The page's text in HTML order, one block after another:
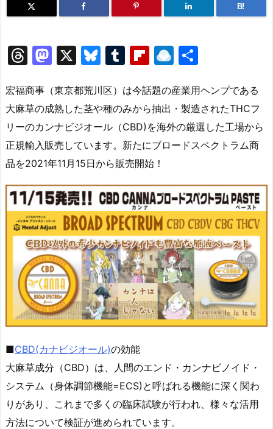
B!
T
e
a
d
s
M
st
o
d
o
n
X
Bl
e
s
k
y
T
m
bl
r
Fl
b
o
ar
d
R
n
dr
o
p.
宏福商事（東京都荒川区）は今話題の産業用ヘンプである
大麻草の成熟した茎や種のみから抽出・製造されたTHCフ
リーのカンナビジオール（CBD)を海外の厳選した工場から
正規輸入販売しています。新たにブロードスペクトラム商
品を2021年11月15日から販売開始！
■CBD(カナビジオール)の効能
大麻草成分（CBD）は、人間のエンド・カンナビノイド・
システム（身体調節機能=ECS)と呼ばれる機能に深く関わ
りがあり、これまで多くの臨床試験が行われ、様々な活用
方法について検証が進められています。